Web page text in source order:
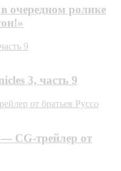
ролике
9
3, часть 9
от братьев Руссо
CG-трейлер от